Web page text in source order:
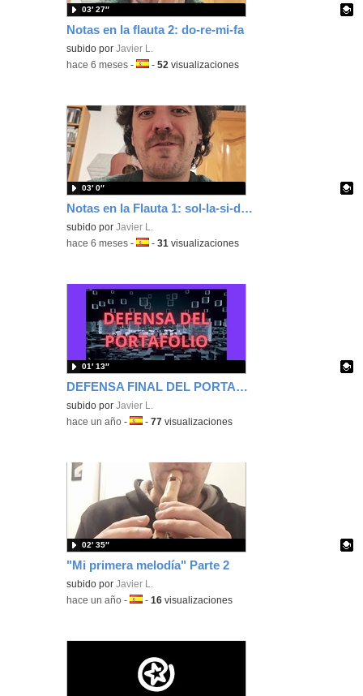
Notas en la flauta 2: do-re-mi-fa
Contenido educativo.
subido porJavier L.
03′ 27″
-hace 6 meses -Idioma:
-52 visualizaciones
Notas en la Flauta 1: sol-la-si-do'-re'
Contenido educativo.
subido porJavier L.
03′ 0″
-hace 6 meses -Idioma:
-31 visualizaciones
DEFENSA FINAL DEL PORTAFOLIO
Contenido educativo.
subido porJavier L.
01′ 13″
-hace un año -Idioma:
-77 visualizaciones
"Mi primera melodía" Parte 2
Contenido educativo.
subido porJavier L.
02′ 35″
-hace un año -Idioma:
-16 visualizaciones